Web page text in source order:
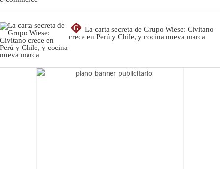
G
La carta secreta de Grupo Wiese: Civitano
crece en Perú y Chile, y cocina nueva marca